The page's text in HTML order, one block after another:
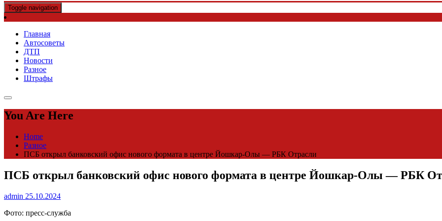
Toggle navigation
Главная
Автосоветы
ДТП
Новости
Разное
Штрафы
You Are Here
Home
Разное
ПСБ открыл банковский офис нового формата в центре Йошкар-Олы — РБК Отрасли
ПСБ открыл банковский офис нового формата в центре Йошкар-Олы — РБК
admin 25.10.2024
Фото: пресс-служба